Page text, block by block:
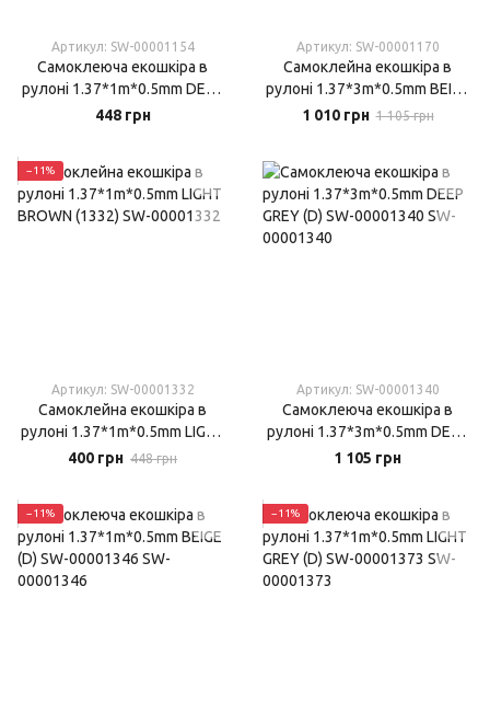
Артикул: SW-00001154
Самоклеюча екошкіра в
рулоні 1.37*1m*0.5mm DEEP
GREY (D) SW-00001154
448 грн
Артикул: SW-00001170
Самоклейна екошкіра в
рулоні 1.37*3m*0.5mm BEIGE
(D) SW-00001170
1 010 грн 1 105 грн
−11%
Артикул: SW-00001332
Самоклейна екошкіра в
рулоні 1.37*1m*0.5mm LIGHT
BROWN (1332)
400 грн 448 грн
Артикул: SW-00001340
Самоклеюча екошкіра в
рулоні 1.37*3m*0.5mm DEEP
GREY (D) SW-00001340
1 105 грн
−11% −11%